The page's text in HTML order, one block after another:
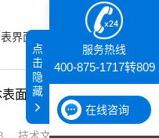
界面张力仪在液体表
面科学中的应用
服务热线
400-875-1717转809
在线咨询
点
击
隐
藏